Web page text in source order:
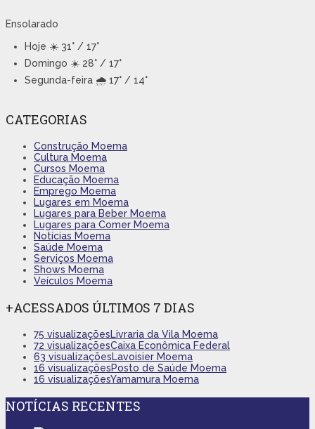
Ensolarado
Hoje ☀️ 31° / 17°
Domingo ☀️ 28° / 17°
Segunda-feira 🌧️ 17° / 14°
CATEGORIAS
Construção Moema
Cultura Moema
Cursos Moema
Educação Moema
Emprego Moema
Lugares em Moema
Lugares para Beber Moema
Lugares para Comer Moema
Notícias Moema
Saúde Moema
Serviços Moema
Shows Moema
Veículos Moema
+ACESSADOS ÚLTIMOS 7 DIAS
75 visualizaçõesLivraria da Vila Moema
72 visualizaçõesCaixa Econômica Federal
63 visualizaçõesLavoisier Moema
16 visualizaçõesPosto de Saúde Moema
16 visualizaçõesYamamura Moema
NOTÍCIAS RECENTES